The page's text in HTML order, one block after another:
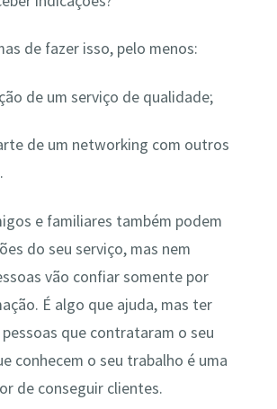
de fazer isso, pelo menos:
de um serviço de qualidade;
de um networking com outros
e familiares também podem
do seu serviço, mas nem
vão confiar somente por
É algo que ajuda, mas ter
que contrataram o seu
conhecem o seu trabalho é uma
de conseguir clientes.